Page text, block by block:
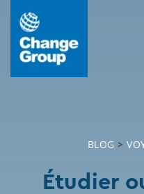
BLOG >
Étudier